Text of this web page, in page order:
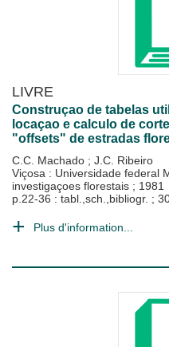
LIVRE
Construçao de tabelas
locaçao e calculo de
"offsets" de estradas
C.C. Machado ; J.C. Ribeiro
Viçosa : Universidade federal
investigaçoes florestais ; 1981
p.22-36 : tabl.,sch.,bibliogr. ;
Plus d'information...